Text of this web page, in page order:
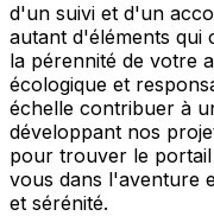
d'un suivi et d'un
autant d'éléments qui
la pérennité de votre
écologique et
échelle contribuer à
développant nos
pour trouver le
vous dans l'aventure
et sérénité.